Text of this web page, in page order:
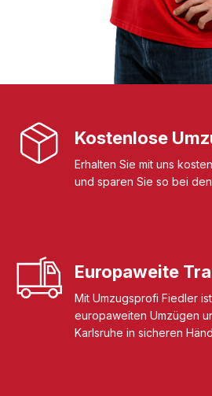
Kostenlose
Erhalten Sie mit uns
und sparen Sie so bei
Europaweite
Mit Umzugsprofi Fiedler
europaweiten Umzügen
Karlsruhe in sicheren